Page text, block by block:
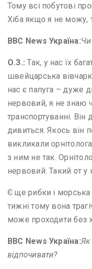
Тому всі побутові
Хіба якщо я не можу,
BBC NewsУкраїна:Чи
О.З.: Так, у нас їх
швейцарська
нас є папуга – дуже
нервовий, я не знаю
транспортуванні. Він
дивиться. Якось він
викликали
з ним не так.
нервовий. Такий от у
Є ще рибки і морська
тижні тому вона
може проходити без
BBC NewsУкраїна:Як
відпочивати?